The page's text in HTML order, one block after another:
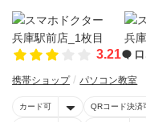
3.21 口
携帯ショップ パソコン教室
カード可 QRコード決済